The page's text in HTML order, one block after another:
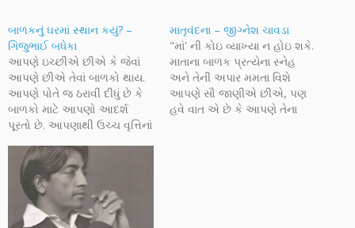
બાળકનું ઘરમાં સ્થાન કયું? –
ગિજુભાઈ બધેકા
આપણે ઇચ્છીએ છીએ કે જેવાં
આપણે છીએ તેવાં બાળકો થાય.
આપણે પોતે જ ઠરાવી દીધું છે કે
બાળકો માટે આપણો આદર્શ
પૂરતો છે. આપણાથી ઉચ્ચ વૃત્તિનાં
ખ્યાલ આપણામાં છે? દુનિયા
આગળ વધે છે કે પાછળ જાય છે?
બાળવિચારને આપણા હદયમાં
કેટલું સ્થાન છે? આપણે…
માતૃવંદના – જીગ્નેશ ચાવડા
"માં' ની કોઇ વ્યાખ્યા ન હોઇ શકે.
માતાના બાળક પ્રત્યેના સ્નેહ
અને તેની અપાર મમતા વિશે
આપણે સૌ જાણીએ છીએ, પણ
હવે વાત એ છે કે આપણે તેના